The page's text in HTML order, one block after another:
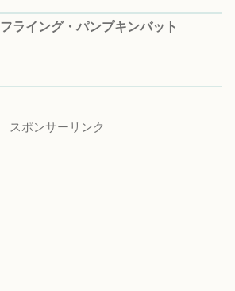
フライング・パンプキンバット
スポンサーリンク